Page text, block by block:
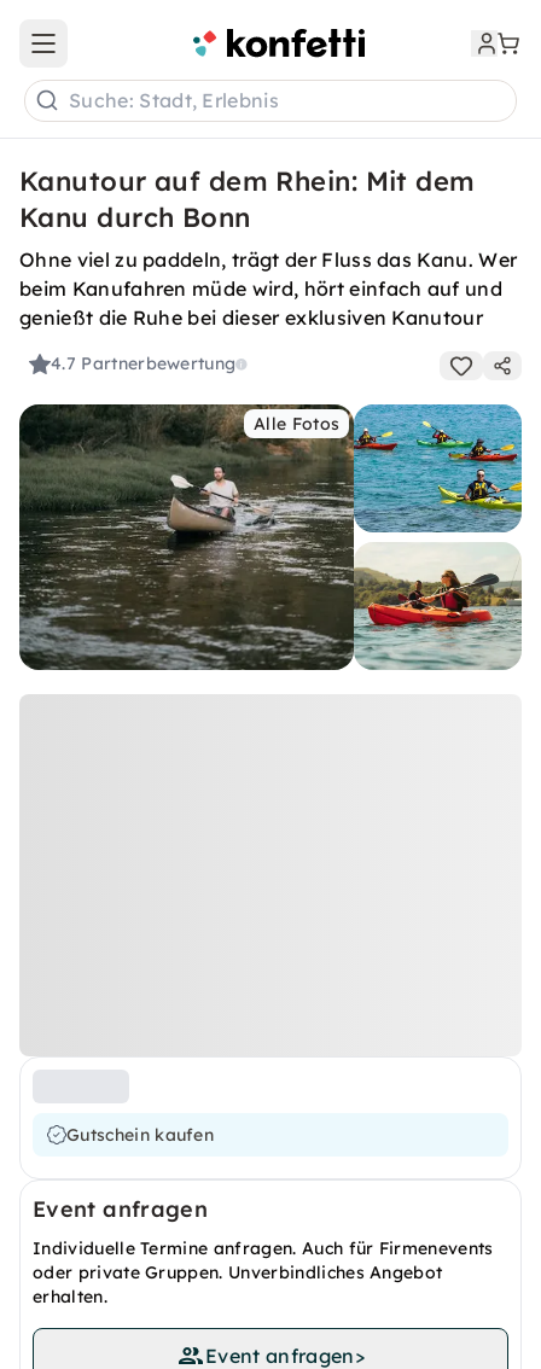
Open main menu
Suche: Stadt, Erlebnis
Kanutour auf dem Rhein: Mit dem
Kanu durch Bonn
Ohne viel zu paddeln, trägt der Fluss das Kanu. Wer
beim Kanufahren müde wird, hört einfach auf und
genießt die Ruhe bei dieser exklusiven Kanutour
4.7 Partnerbewertung
Alle Fotos
Gutschein kaufen
Event anfragen
Individuelle Termine anfragen. Auch für Firmenevents
oder private Gruppen. Unverbindliches Angebot
erhalten.
Event anfragen>